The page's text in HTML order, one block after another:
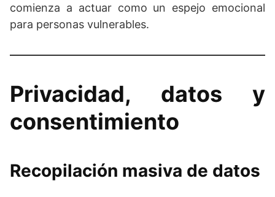
comienza a actuar como un espejo emocional
para personas vulnerables.
Privacidad, datos y
consentimiento
Recopilación masiva de datos